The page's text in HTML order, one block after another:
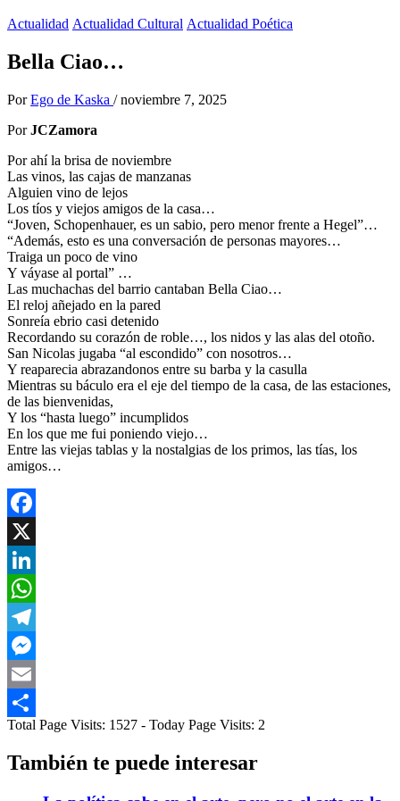
Actualidad Actualidad Cultural Actualidad Poética
Bella Ciao…
Por Ego de Kaska / noviembre 7, 2025
PorJCZamora
Por ahí la brisa de noviembre
Las vinos, las cajas de manzanas
Alguien vino de lejos
Los tíos y viejos amigos de la casa…
“Joven, Schopenhauer, es un sabio, pero menor frente a Hegel”…
“Además, esto es una conversación de personas mayores…
Traiga un poco de vino
Y váyase al portal” …
Las muchachas del barrio cantaban Bella Ciao…
El reloj añejado en la pared
Sonreía ebrio casi detenido
Recordando su corazón de roble…, los nidos y las alas del otoño.
San Nicolas jugaba “al escondido” con nosotros…
Y reaparecia abrazandonos entre su barba y la casulla
Mientras su báculo era el eje del tiempo de la casa, de las estaciones,
de las bienvenidas,
Y los “hasta luego” incumplidos
En los que me fui poniendo viejo…
Entre las viejas tablas y la nostalgias de los primos, las tías, los
amigos…
Facebook
X
LinkedIn
WhatsApp
Telegram
Messenger
Email
Compartir
Total Page Visits: 1527 - Today Page Visits: 2
También te puede interesar